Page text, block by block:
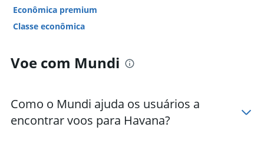
Econômica premium
Classe econômica
Voe com Mundi
Como o Mundi ajuda os usuários a
encontrar voos para Havana?